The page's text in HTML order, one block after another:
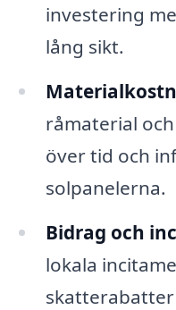
investering
lång sikt.
råmaterial
över tid och
solpanelerna.
Bidrag och
lokala